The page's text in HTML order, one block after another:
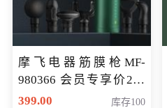
摩飞电器筋膜枪MF-
980366 会员专享价299
元
399.00 库存100